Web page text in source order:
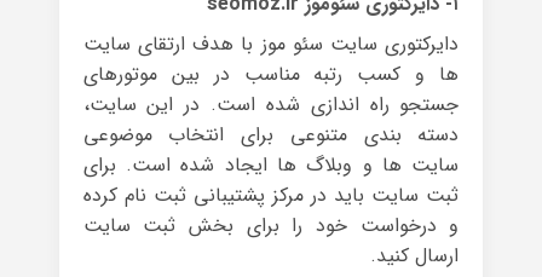
دایرکتوری سایت سئو موز با هدف ارتقای سایت
ها و کسب رتبه مناسب در بین موتورهای
جستجو راه اندازی شده است. در این سایت،
دسته بندی متنوعی برای انتخاب موضوعی
سایت ها و وبلاگ ها ایجاد شده است. برای
ثبت سایت باید در مرکز پشتیبانی ثبت نام کرده
و درخواست خود را برای بخش ثبت سایت
ارسال کنید.